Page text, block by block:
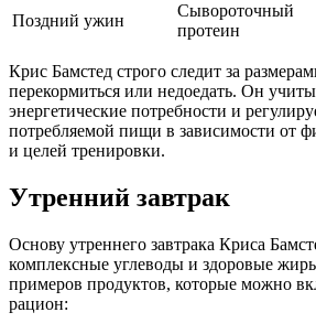
Поздний ужин
Сывороточный
протеин
Крис Бамстед строго следит за
перекормиться или недоедать. Он
энергетические потребности и
потребляемой пищи в зависимости от
и целей тренировки.
Утренний завтрак
Основу утреннего завтрака Криса
комплексные углеводы и здоровые
примеров продуктов, которые можно
рацион: